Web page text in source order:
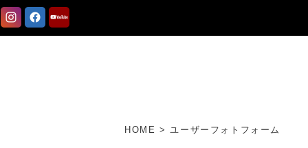
HOME >ユーザーフォトフォーム